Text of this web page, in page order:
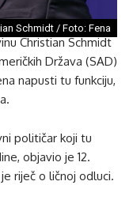
Schmidt / Foto: Fena
Christian Schmidt
Država (SAD)
napusti tu funkciju,
političar koji tu
objavio je 12.
riječ o ličnoj odluci.